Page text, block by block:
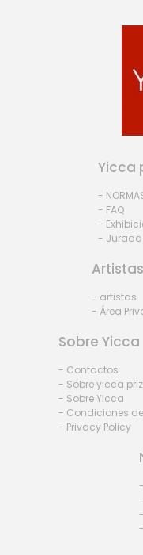
Yicca
-
- FAQ
-
- Jurado
- artistas
- Área
Sobre Yicca
- Contactos
- Sobre yicca
- Sobre Yicca
- Condiciones
- Privacy Policy